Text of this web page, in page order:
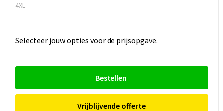
4XL
Selecteer jouw opties voor de prijsopgave.
Bestellen
Vrijblijvende offerte